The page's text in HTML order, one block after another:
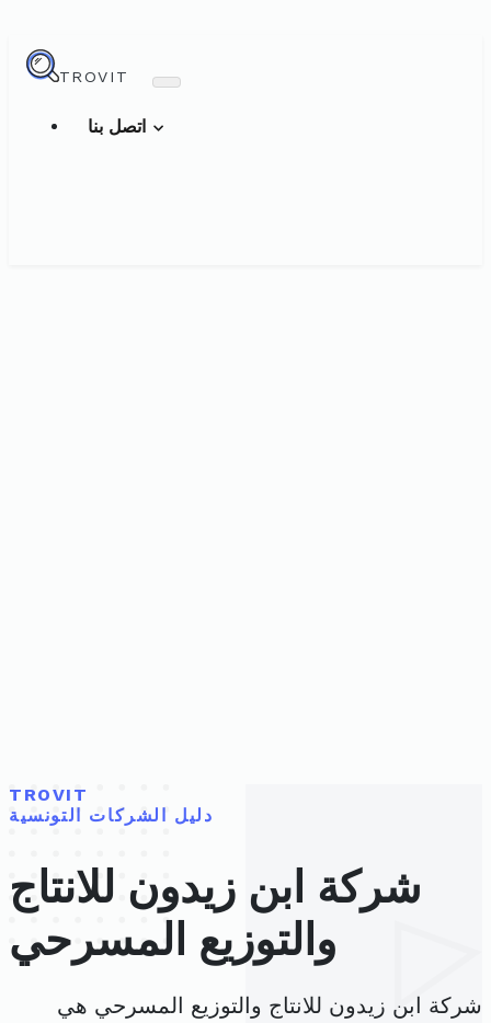
TROVIT
TROVIT
دليل الشركات التونسية
شركة ابن زيدون للانتاج
والتوزيع المسرحي
شركة ابن زيدون للانتاج والتوزيع المسرحي هي